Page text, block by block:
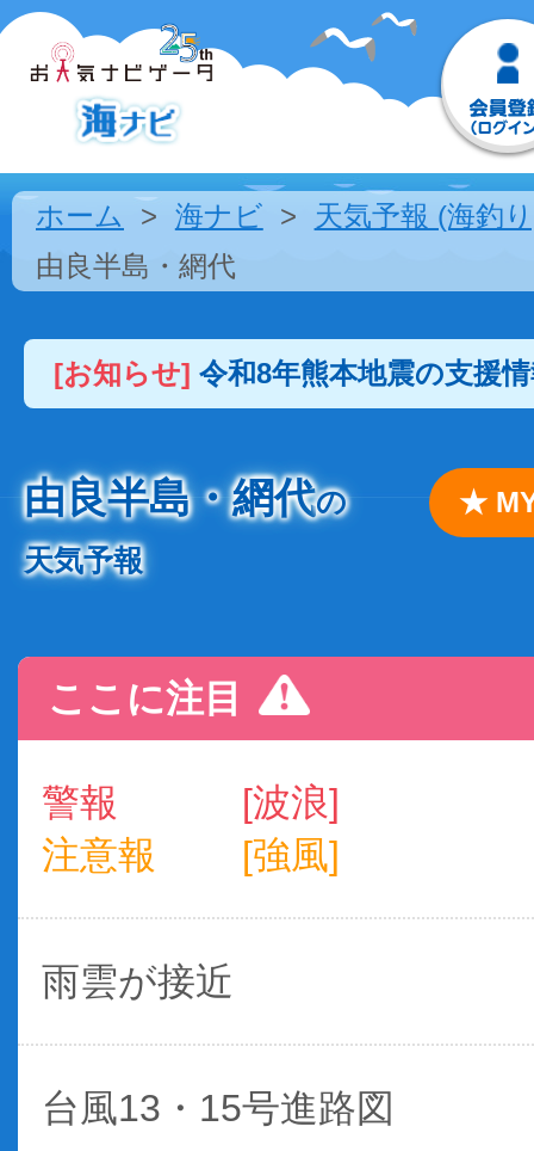
ホーム 海ナビ
天気予報 (海釣
由良半島・網代
[お知らせ] 令和8年熊本地震の支援
由良半島・網代の
天気予報
★
ここに注目
警報
[波浪]
注意報
[強風]
雨雲が接近
台風13・15号進路図